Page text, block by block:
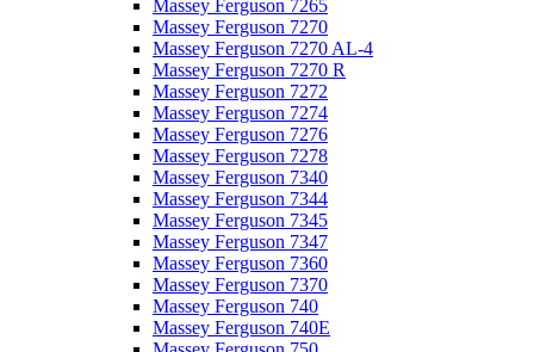
Massey Ferguson 7265
Massey Ferguson 7270
Massey Ferguson 7270 AL-4
Massey Ferguson 7270 R
Massey Ferguson 7272
Massey Ferguson 7274
Massey Ferguson 7276
Massey Ferguson 7278
Massey Ferguson 7340
Massey Ferguson 7344
Massey Ferguson 7345
Massey Ferguson 7347
Massey Ferguson 7360
Massey Ferguson 7370
Massey Ferguson 740
Massey Ferguson 740E